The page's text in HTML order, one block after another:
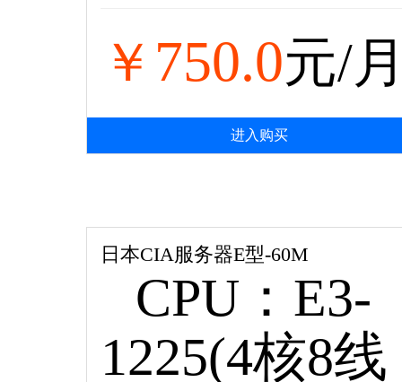
￥ 750.0元/
进入购买
日本CIA服务器E型-60M
CPU：E3-
1225(4核8线